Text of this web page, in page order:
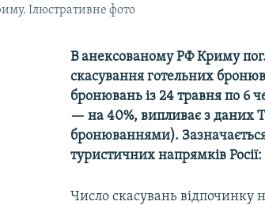
Ілюстративне фото
В анексованому РФ Криму
скасування готельних
бронювань із 24 травня по 6
— на 40%, випливає з даних
бронюваннями).
туристичних напрямків
Число скасувань відпочинку